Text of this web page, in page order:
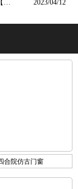
2023/04/12
合院仿古门窗